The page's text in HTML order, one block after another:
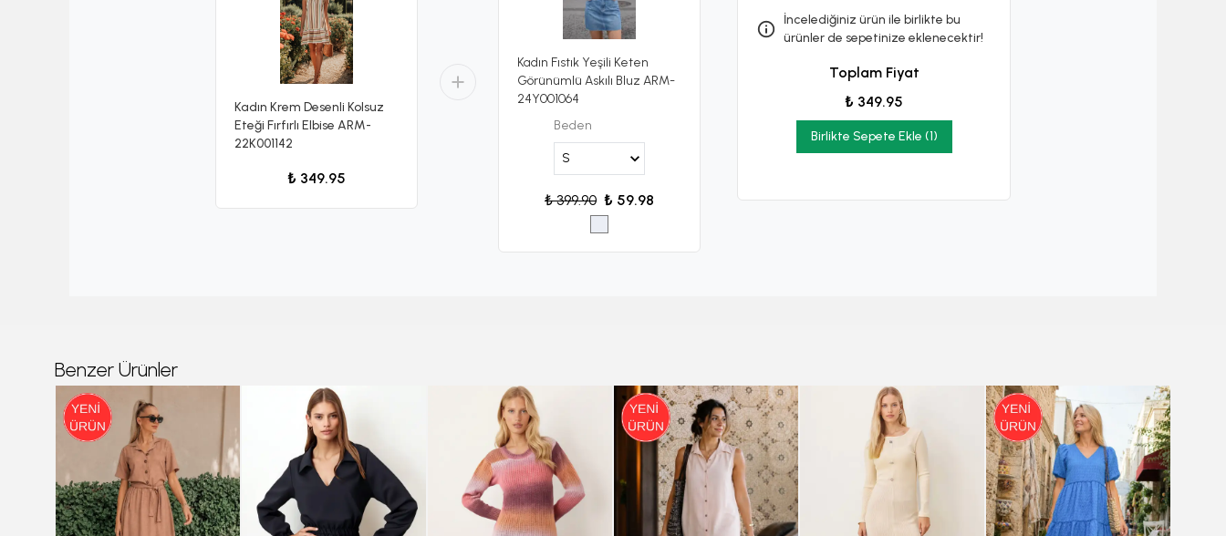
Kadın Krem Desenli Kolsuz
Eteği Fırfırlı Elbise ARM-
22K001142
₺ 349.95
Kadın Fıstık Yeşili Keten
Görünümlü Askılı Bluz ARM-
24Y001064
Beden
₺ 399.90 ₺ 59.98
İncelediğiniz ürün ile birlikte bu
ürünler de sepetinize eklenecektir!
Toplam Fiyat
₺ 349.95
Birlikte Sepete Ekle (1)
Benzer Ürünler